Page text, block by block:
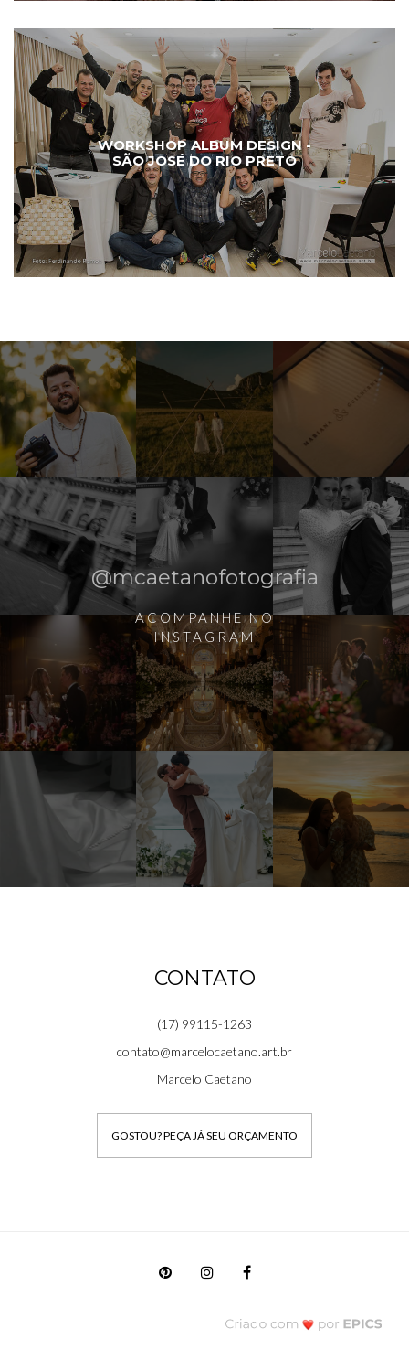
WORKSHOP ALBUM DESIGN -
SÃO JOSÉ DO RIO PRETO
@mcaetanofotografia
ACOMPANHE NO
INSTAGRAM
CONTATO
(17) 99115-1263
contato@marcelocaetano.art.br
Marcelo Caetano
GOSTOU? PEÇA JÁ SEU ORÇAMENTO